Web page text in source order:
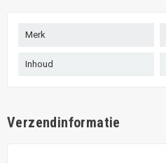
Merk
Inhoud
Verzendinformatie